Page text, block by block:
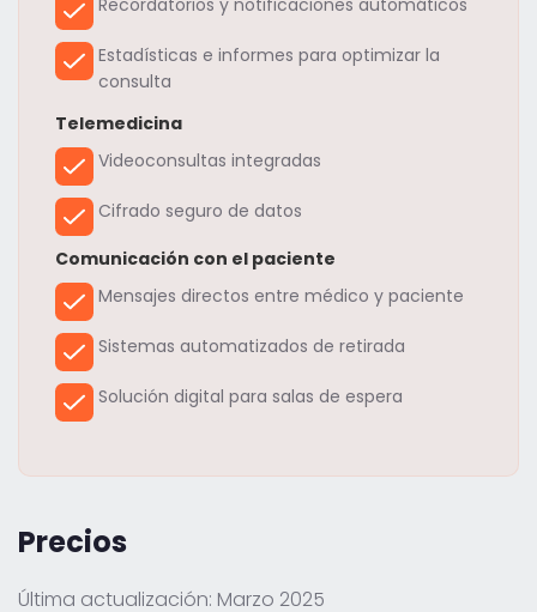
Estadísticas e informes para optimizar la
consulta
Telemedicina
Videoconsultas integradas
Cifrado seguro de datos
Comunicación con el paciente
Mensajes directos entre médico y paciente
Sistemas automatizados de retirada
Solución digital para salas de espera
Precios
Última actualización: Marzo 2025